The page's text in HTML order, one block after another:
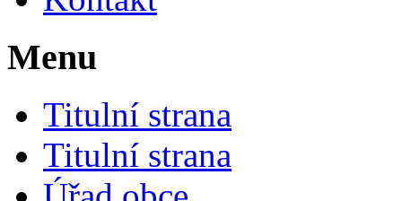
Menu
Titulní strana
Titulní strana